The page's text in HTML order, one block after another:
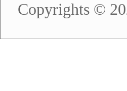
Copyrights ©